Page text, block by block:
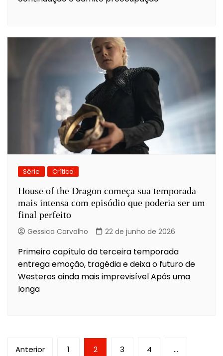
Série Crítica
House of the Dragon começa sua temporada
mais intensa com episódio que poderia ser um
final perfeito
Gessica Carvalho 22 de junho de 2026
Primeiro capítulo da terceira temporada
entrega emoção, tragédia e deixa o futuro de
Westeros ainda mais imprevisível Após uma
longa
Paginação
Anterior 1 2 3 4 …